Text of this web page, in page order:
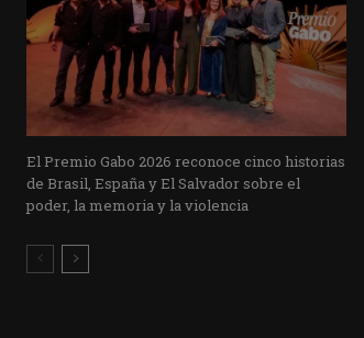
El Premio Gabo 2026 reconoce cinco historias
de Brasil, España y El Salvador sobre el
poder, la memoria y la violencia